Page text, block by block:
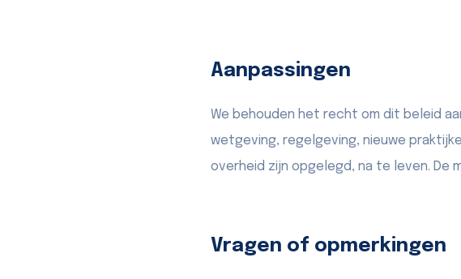
Aanpassingen
We behouden het recht om dit beleid
wetgeving, regelgeving, nieuwe
overheid zijn opgelegd, na te leven. De
Vragen of opmerkingen